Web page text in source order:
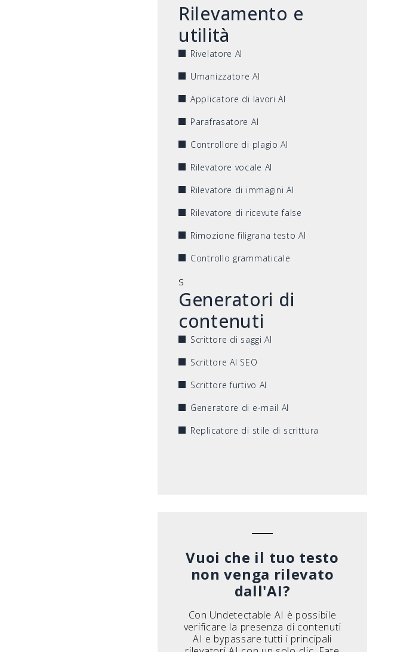
Rilevamento e
utilità
Rivelatore AI
Umanizzatore AI
Applicatore di lavori AI
Parafrasatore AI
Controllore di plagio AI
Rilevatore vocale AI
Rilevatore di immagini AI
Rilevatore di ricevute false
Rimozione filigrana testo AI
Controllo grammaticale
s
Generatori di
contenuti
Scrittore di saggi AI
Scrittore AI SEO
Scrittore furtivo AI
Generatore di e-mail AI
Replicatore di stile di scrittura
Vuoi che il tuo testo
non venga rilevato
dall'AI?
Con Undetectable AI è possibile
verificare la presenza di contenuti
AI e bypassare tutti i principali